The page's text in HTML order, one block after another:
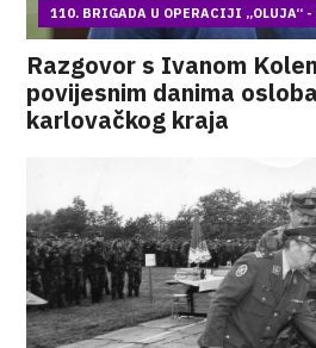
110. BRIGADA U OPERACIJI „OLUJA“ -
Razgovor s Ivanom
povijesnim danima
karlovačkog kraja